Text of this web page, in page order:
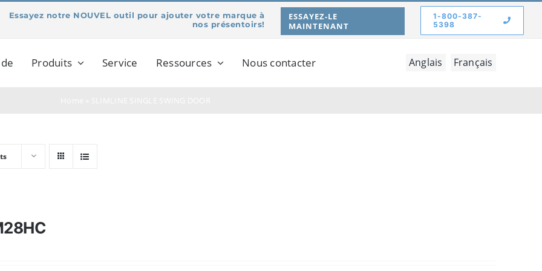
Essayez notre NOUVEL outil pour ajouter votre marque à
nos présentoirs!
ESSAYEZ-LE
MAINTENANT
1-800-387-
5398
Produits Service Ressources Nous contacter Anglais Français